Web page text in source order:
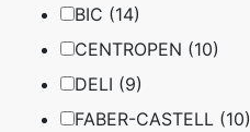
BIC (14)
CENTROPEN (10)
DELI (9)
FABER-CASTELL (10)